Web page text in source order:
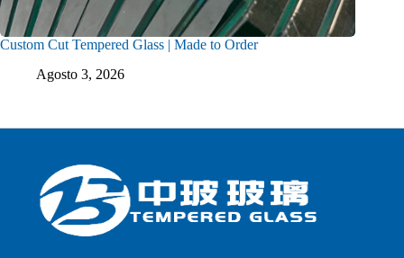
Custom Cut Tempered Glass | Made to Order
Agosto 3, 2026